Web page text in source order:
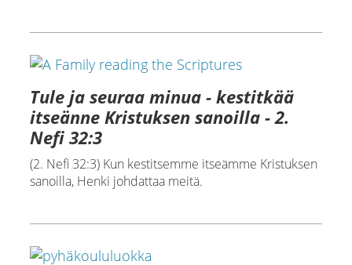
Tule ja seuraa minua - kestitkää
itseänne Kristuksen sanoilla - 2.
Nefi 32:3
(2. Nefi 32:3) Kun kestitsemme itseämme Kristuksen
sanoilla, Henki johdattaa meitä.